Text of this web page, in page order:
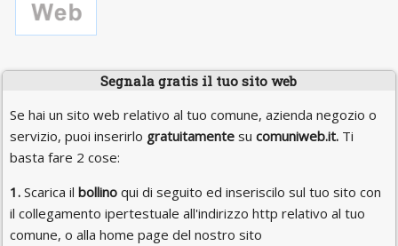
Segnala gratis il tuo sito web
Se hai un sito web relativo al tuo comune, azienda negozio o
servizio, puoi inserirlo gratuitamentesu comuniweb.it.Ti
basta fare 2 cose:
1.Scarica il bollinoqui di seguito ed inseriscilo sul tuo sito con
il collegamento ipertestuale all'indirizzo http relativo al tuo
comune, o alla home page del nostro sito